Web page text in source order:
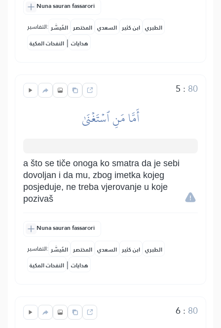
Nuna sauran fassarori
التفاسير: المُيسَّر المختصر السعدي ابن كثير الطبري
النفحات المكية | هدايات
5 : 80
أَمَّا مَنِ ٱسۡتَغۡنَىٰ
a što se tiče onoga ko smatra da je sebi
dovoljan i da mu, zbog imetka kojeg
posjeduje, ne treba vjerovanje u koje
pozivaš
Nuna sauran fassarori
التفاسير: المُيسَّر المختصر السعدي ابن كثير الطبري
النفحات المكية | هدايات
6: 80